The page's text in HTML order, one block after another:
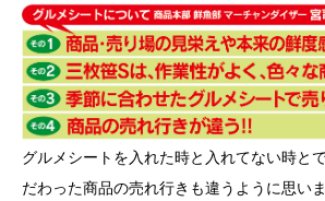
グルメシートを入れた時と入れてない時と
だわった商品の売れ行きも違うように思い